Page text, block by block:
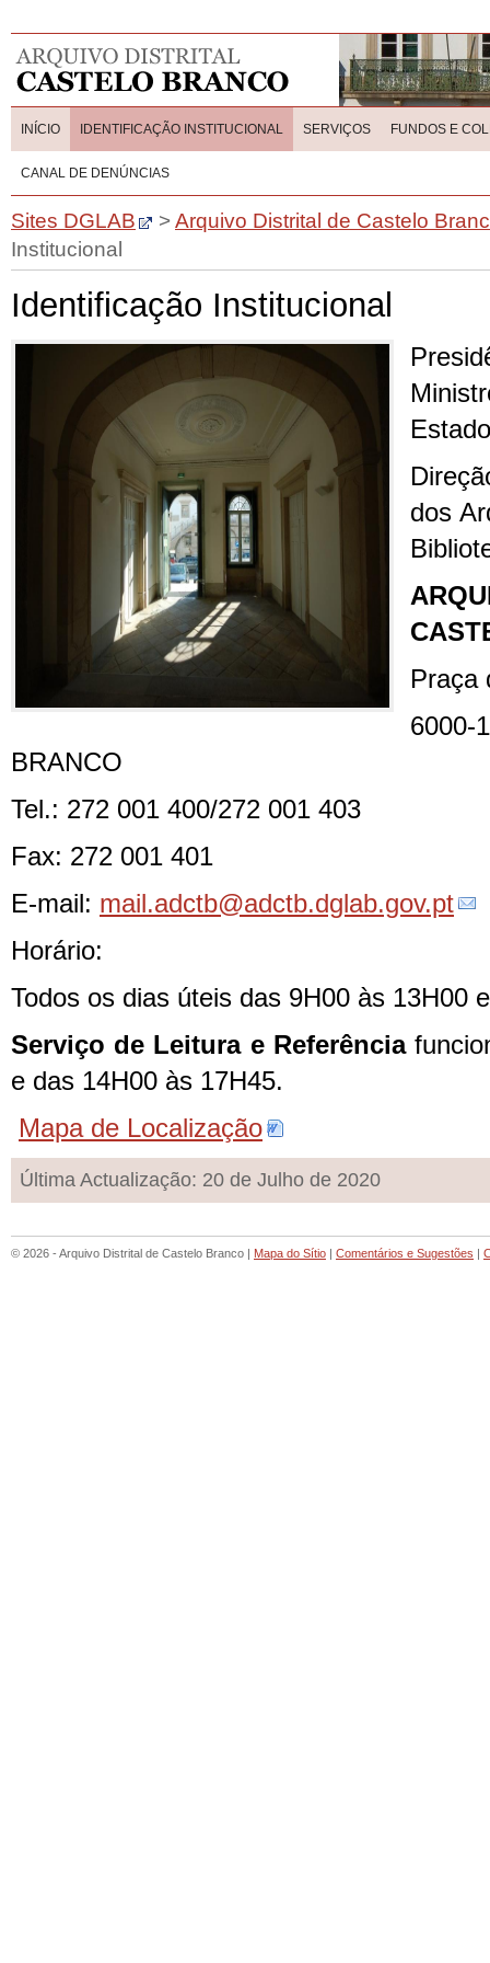
INÍCIO IDENTIFICAÇÃO INSTITUCIONAL SERVIÇOS FUNDOS E
CANAL DE DENÚNCIAS
Sites DGLAB >Arquivo Distrital de Castelo
Institucional
Identificação Institucional
dos
Praça
BRANCO
Tel.: 272 001 400/272 001 403
Fax: 272 001 401
E-mail: mail.adctb@adctb.dglab.gov.pt
Horário:
Todos os dias úteis das 9H00 às 13H00
Serviço de Leitura e Referência
e das 14H00 às 17H45.
Mapa de Localização
Última Actualização: 20 de Julho de 2020
© 2026 - Arquivo Distrital de Castelo Branco | Mapa do Sítio | Comentários e Sugestões |